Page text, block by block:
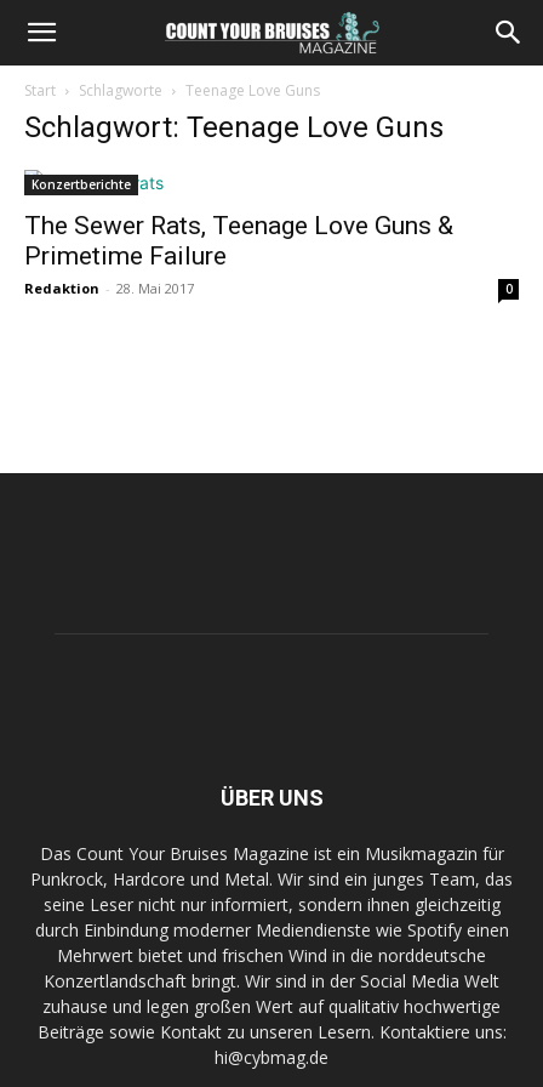
Start Schlagworte Teenage Love Guns
Schlagwort: Teenage Love Guns
Konzertberichte
The Sewer Rats, Teenage Love Guns &
Primetime Failure
Redaktion - 28. Mai 2017 0
ÜBER UNS
Das Count Your Bruises Magazine ist ein Musikmagazin für
Punkrock, Hardcore und Metal. Wir sind ein junges Team, das
seine Leser nicht nur informiert, sondern ihnen gleichzeitig
durch Einbindung moderner Mediendienste wie Spotify einen
Mehrwert bietet und frischen Wind in die norddeutsche
Konzertlandschaft bringt. Wir sind in der Social Media Welt
zuhause und legen großen Wert auf qualitativ hochwertige
Beiträge sowie Kontakt zu unseren Lesern. Kontaktiere uns:
hi@cybmag.de